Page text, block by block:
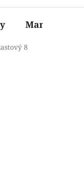
Manažerské
8